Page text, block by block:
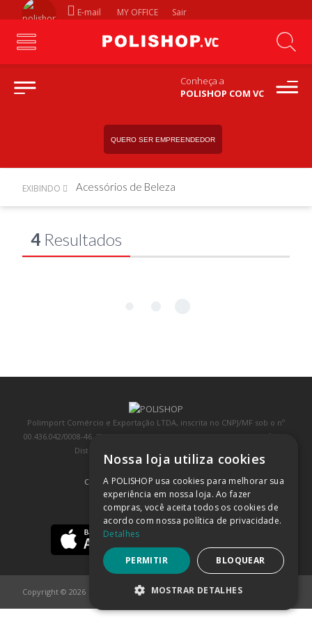
E-mail MY OFFICE Sair
Conheça a
POLISHOP COM VC
QUERO SER EMPREENDEDOR
EXIBINDO Acessórios de Beleza
4 Resultados
Polimport Comércio e Exportação LTDA, inscrita no CNPJ/MF sob o nº
00.436.042/0008-46, IE 407.458.707.103, com sede na Rua Kanebo, nº 175,
Distrito Industrial, Jundiaí/SP, CEP: 13213-090
COMPRA 100% SEGURA (SAIBA MAIS)
BAIXE NOSSO APP
Copyright © 2026
Nossa loja utiliza cookies
A POLISHOP usa cookies para melhorar sua
experiência em nossa loja. Ao fazer
compras, você aceita todos os cookies de
acordo com nossa política de privacidade.
Detalhes
PERMITIR BLOQUEAR
MOSTRAR DETALHES
ESTRITAMENTE NECESSÁRIOS